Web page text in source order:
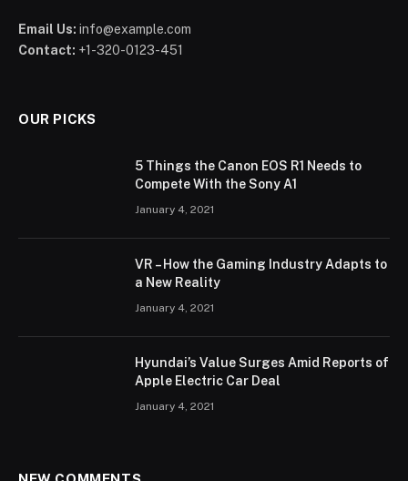
Email Us: info@example.com
Contact: +1-320-0123-451
OUR PICKS
5 Things the Canon EOS R1 Needs to
Compete With the Sony A1
January 4, 2021
VR – How the Gaming Industry Adapts to
a New Reality
January 4, 2021
Hyundai’s Value Surges Amid Reports of
Apple Electric Car Deal
January 4, 2021